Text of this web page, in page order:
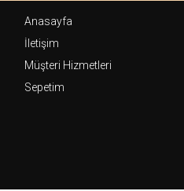
Anasayfa
İletişim
Müşteri Hizmetleri
Sepetim